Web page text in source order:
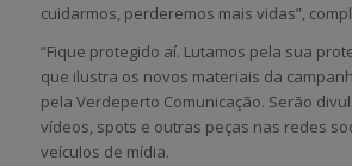
cuidarmos, perderemos mais vidas”,
“Fique protegido aí. Lutamos pela sua
que ilustra os novos materiais da
pela Verdeperto Comunicação. Serão
vídeos, spots e outras peças nas redes
veículos de mídia.